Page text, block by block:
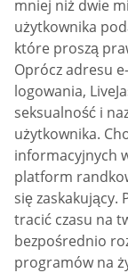
mniej niż dwie
użytkownika
które proszą
Oprócz adresu
logowania,
seksualność i
użytkownika.
informacyjnych
platform
się
tracić czasu na
bezpośrednio
programów na